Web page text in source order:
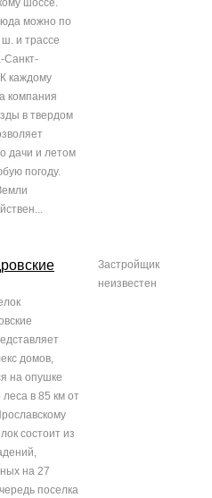
шоссе.
можно по
и трассе
Санкт-
каждому
компания
в твердом
дачи и летом
погоду.
домов,
на опушке
леса в 85 км от
состоит из
на 27
поселка
Застройщик
неизвестен